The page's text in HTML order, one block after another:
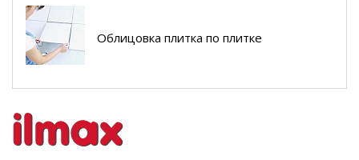
Облицовка плитка по плитке